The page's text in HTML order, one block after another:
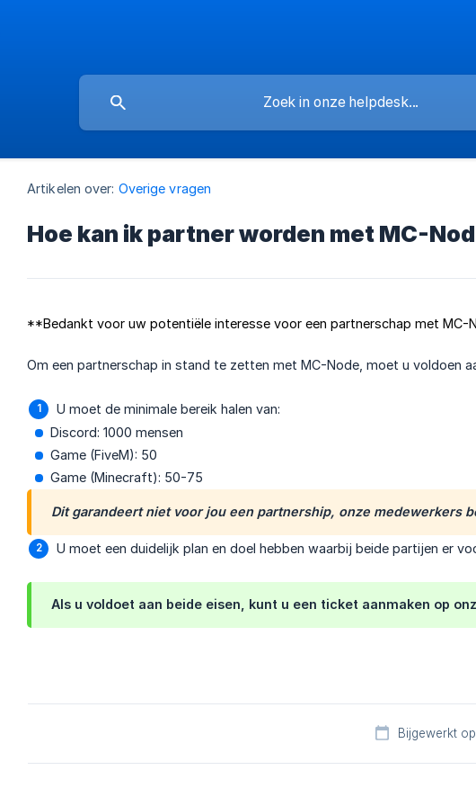
Artikelen over: Overige vragen
Hoe kan ik partner worden met MC-
**Bedankt voor uw potentiële interesse voor een partnerschap met MC-
Om een partnerschap in stand te zetten met MC-Node, moet u voldoen
U moet de minimale bereik halen van:
Discord: 1000 mensen
Game (FiveM): 50
Game (Minecraft): 50-75
Dit garandeert niet voor jou een partnership, onze medewerkers
U moet een duidelijk plan en doel hebben waarbij beide partijen er
Als u voldoet aan beide eisen, kunt u een ticket aanmaken op
Bijgewerkt